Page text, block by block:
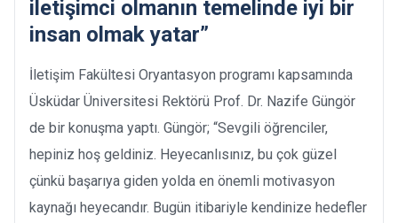
iletişimci olmanın temelinde iyi bir
insan olmak yatar”
İletişim Fakültesi Oryantasyon programı kapsamında
Üsküdar Üniversitesi Rektörü Prof. Dr. Nazife Güngör
de bir konuşma yaptı. Güngör; “Sevgili öğrenciler,
hepiniz hoş geldiniz. Heyecanlısınız, bu çok güzel
çünkü başarıya giden yolda en önemli motivasyon
kaynağı heyecandır. Bugün itibariyle kendinize hedefler